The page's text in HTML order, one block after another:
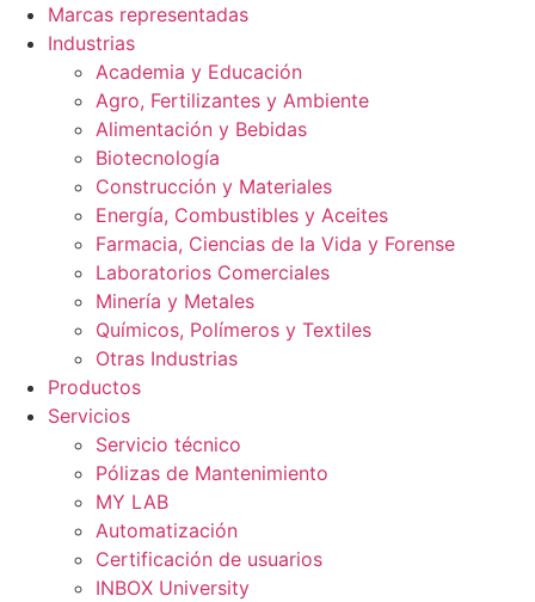
Marcas representadas
Industrias
Academia y Educación
Agro, Fertilizantes y Ambiente
Alimentación y Bebidas
Biotecnología
Construcción y Materiales
Energía, Combustibles y Aceites
Farmacia, Ciencias de la Vida y Forense
Laboratorios Comerciales
Minería y Metales
Químicos, Polímeros y Textiles
Otras Industrias
Productos
Servicios
Servicio técnico
Pólizas de Mantenimiento
MY LAB
Automatización
Certificación de usuarios
INBOX University